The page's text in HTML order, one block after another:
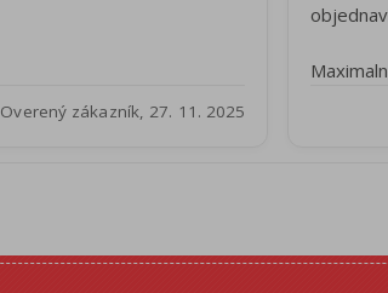
Overený zákazník, 27. 11. 2025